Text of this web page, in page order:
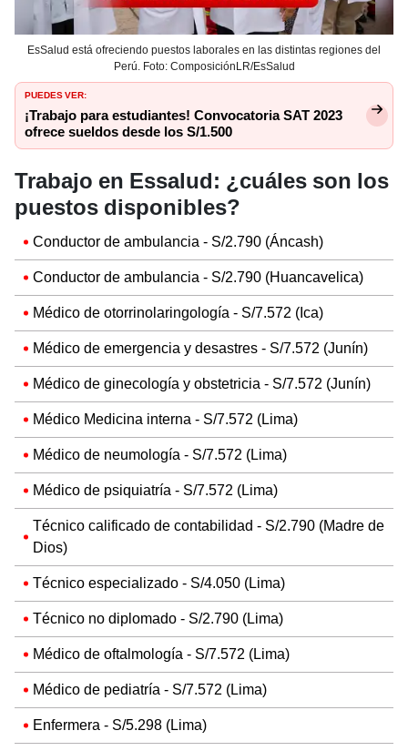
EsSalud está ofreciendo puestos laborales en las distintas regiones del
Perú. Foto: ComposiciónLR/EsSalud
PUEDES VER:
¡Trabajo para estudiantes! Convocatoria SAT 2023
ofrece sueldos desde los S/1.500
Trabajo en Essalud: ¿cuáles son los
puestos disponibles?
Conductor de ambulancia - S/2.790 (Áncash)
Conductor de ambulancia - S/2.790 (Huancavelica)
Médico de otorrinolaringología - S/7.572 (Ica)
Médico de emergencia y desastres - S/7.572 (Junín)
Médico de ginecología y obstetricia - S/7.572 (Junín)
Médico Medicina interna - S/7.572 (Lima)
Médico de neumología - S/7.572 (Lima)
Médico de psiquiatría - S/7.572 (Lima)
Técnico calificado de contabilidad - S/2.790 (Madre de
Dios)
Técnico especializado - S/4.050 (Lima)
Técnico no diplomado - S/2.790 (Lima)
Médico de oftalmología - S/7.572 (Lima)
Médico de pediatría - S/7.572 (Lima)
Enfermera - S/5.298 (Lima)